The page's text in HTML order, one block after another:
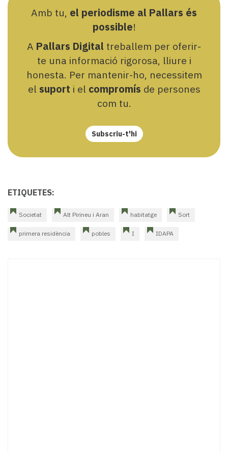
Amb tu, el periodisme al Pallars és
possible!
A Pallars Digital treballem per oferir-
te una informació rigorosa, lliure i
honesta. Per mantenir-ho, necessitem
el suport i el compromís de persones
com tu.
Subscriu-t'hi
ETIQUETES:
Societat Alt Pirineu i Aran habitatge Sort
primera residència pobles I IDAPA